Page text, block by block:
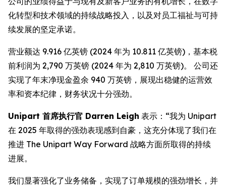
化转型和技术领域的持续战略投入，以及对员工福祉与可持
续发展的坚定承诺。
营业额达 9.916 亿英镑 (2024 年为 10.811 亿英镑)，基本税
前利润为 2,790 万英镑 (2024 年为 2,810 万英镑)。 公司还
实现了年末净现金盈余 940 万英镑，展现出稳健的运营效
率和资本纪律，财务状况十分强劲。
Unipart 首席执行官 Darren Leigh 表示：“我为 Unipart
在 2025 年取得的强劲表现感到自豪，这充分体现了我们在
推进 The Unipart Way Forward 战略方面所取得的持续
进展。
我们显著强化了业务储备，实现了订单规模的强劲增长，并